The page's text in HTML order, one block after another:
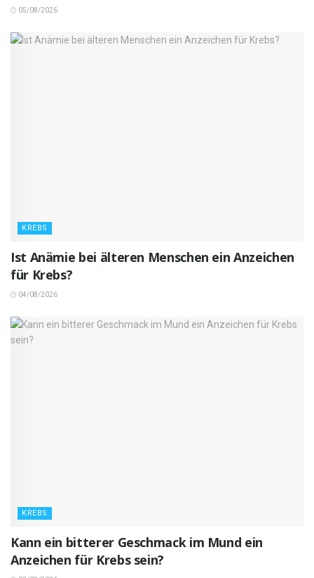
05/08/2026
KREBS
Ist Anämie bei älteren Menschen ein Anzeichen
für Krebs?
04/08/2026
KREBS
Kann ein bitterer Geschmack im Mund ein
Anzeichen für Krebs sein?